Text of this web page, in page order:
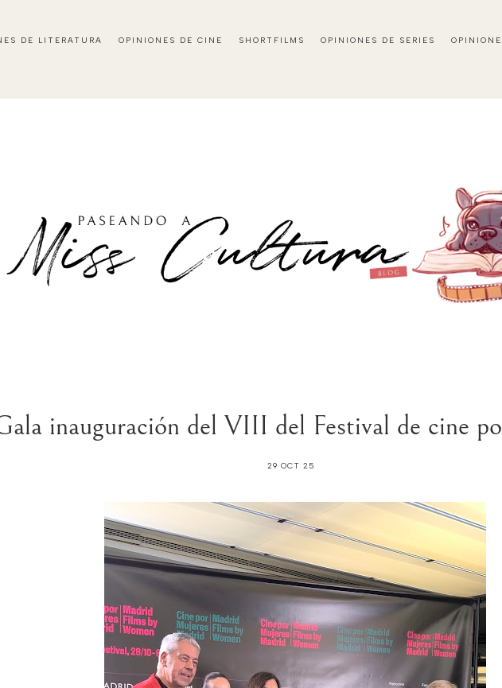
DE LITERATURA OPINIONES DE CINE SHORTFILMS OPINIONES DE SERIES
inauguración del VIII del Festival de cine
29 OCT 25